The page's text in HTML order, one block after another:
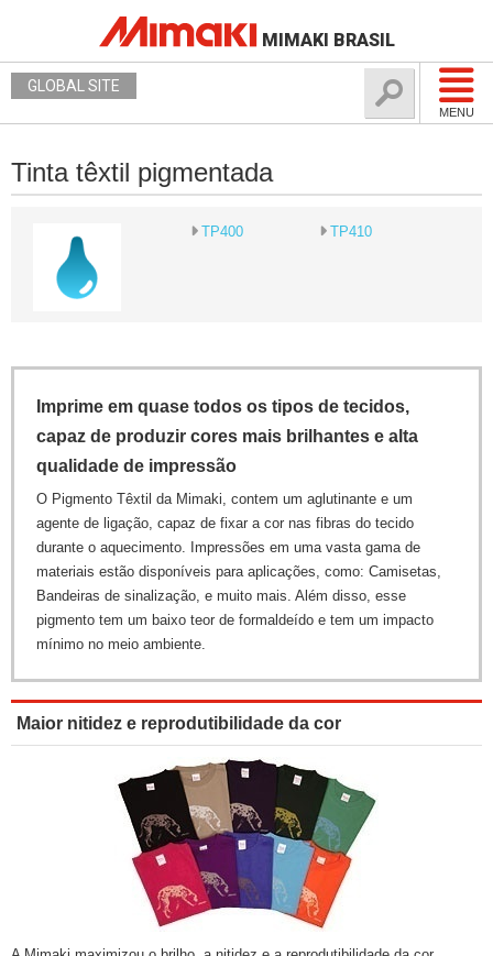
MIMAKI BRASIL
MENU
GLOBAL SITE
Tinta têxtil pigmentada
TP400 TP410
Imprime em quase todos os tipos de tecidos,
capaz de produzir cores mais brilhantes e alta
qualidade de impressão
O Pigmento Têxtil da Mimaki, contem um aglutinante e um
agente de ligação, capaz de fixar a cor nas fibras do tecido
durante o aquecimento. Impressões em uma vasta gama de
materiais estão disponíveis para aplicações, como: Camisetas,
Bandeiras de sinalização, e muito mais. Além disso, esse
pigmento tem um baixo teor de formaldeído e tem um impacto
mínimo no meio ambiente.
Maior nitidez e reprodutibilidade da cor